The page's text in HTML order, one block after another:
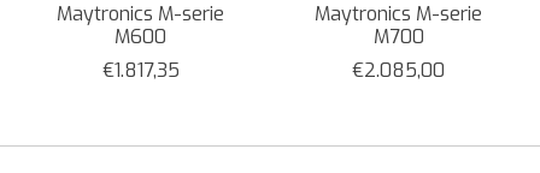
Maytronics M-serie
M600
€1.817,35
Maytronics M-serie
M700
€2.085,00